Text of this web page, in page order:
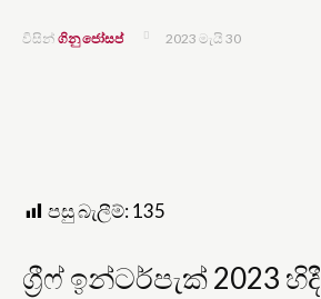
විසින් ගිනු ජෝසප් 2023 මැයි 30
පසු බැලීම්:135
ග්‍රීෆ් ඉන්ටර්පැක් 2023 හිදී